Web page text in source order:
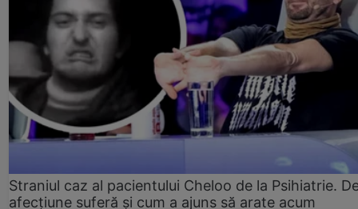
Straniul caz al pacientului Cheloo de la Psihiatrie.
afecțiune suferă și cum a ajuns să arate acum